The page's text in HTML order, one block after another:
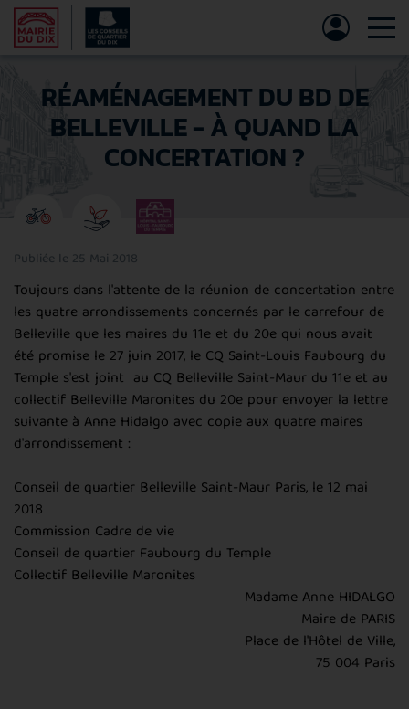
RÉAMÉNAGEMENT DU BD DE
BELLEVILLE - À QUAND LA
CONCERTATION ?
Publiée le 25 Mai 2018
Toujours dans l'attente de la réunion de concertation entre
les quatre arrondissements concernés par le carrefour de
Belleville que les maires du 11e et du 20e qui nous avait
été promise le 27 juin 2017, le CQ Saint-Louis Faubourg du
Temple s'est joint au CQ Belleville Saint-Maur du 11e et au
collectif Belleville Maronites du 20e pour envoyer la lettre
suivante à Anne Hidalgo avec copie aux quatre maires
d'arrondissement :
Conseil de quartier Belleville Saint-Maur Paris, le 12 mai
2018
Commission Cadre de vie
Conseil de quartier Faubourg du Temple
Collectif Belleville Maronites
Madame Anne HIDALGO
Maire de PARIS
Place de l'Hôtel de Ville,
75 004 Paris